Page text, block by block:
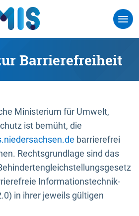
Barrierefreiheit
Ministerium für Umwelt,
ist bemüht, die
barrierefrei
Rechtsgrundlage sind das
Informationstechnik-
in ihrer jeweils gültigen